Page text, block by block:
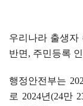
우리나라 출생자
반면 , 주민등록
행정안전부는
로 2024년(24만